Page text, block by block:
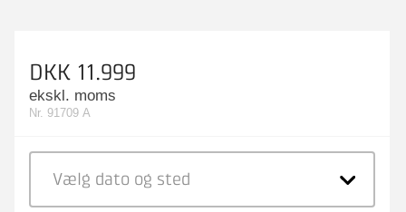
DKK 11.999
ekskl. moms
Nr. 91709 A
Vælg dato og sted